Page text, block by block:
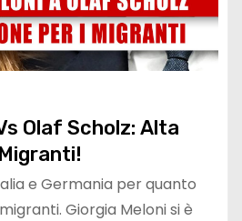
Olaf Scholz: Alta
e Germania per quanto
Giorgia Meloni si è